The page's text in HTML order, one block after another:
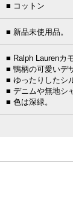
■ コットン
■ 新品未使用品。
■ Ralph Laurenカ
■ 鴨柄の可愛いデ
■ ゆったりしたシ
■ デニムや無地シ
■ 色は深緑。